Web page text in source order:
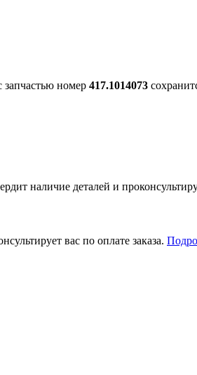
запчастью номер 417.1014073
наличие деталей и
вас по оплате заказа.